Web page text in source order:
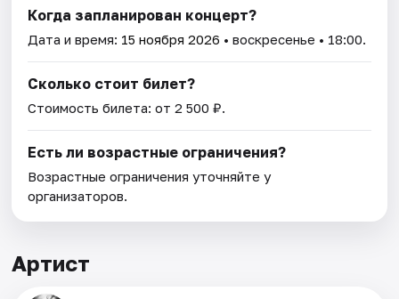
Когда запланирован концерт?
Дата и время: 15 ноября 2026 • воскресенье • 18:00.
Сколько стоит билет?
Стоимость билета: от 2 500 ₽.
Есть ли возрастные ограничения?
Возрастные ограничения уточняйте у
организаторов.
Артист